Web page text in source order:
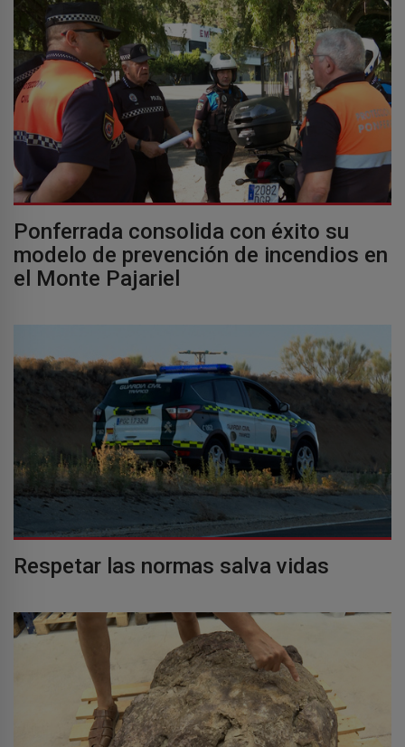
Ponferrada consolida con éxito su
modelo de prevención de incendios en
el Monte Pajariel
Respetar las normas salva vidas